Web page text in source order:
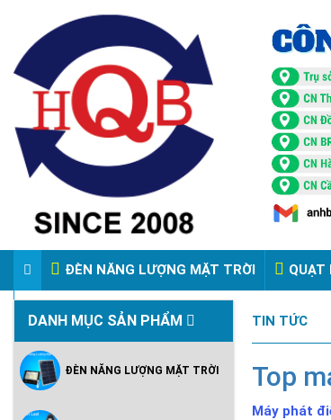
ĐÈN NĂNG LƯỢNG MẶT TRỜI QUẠT
VIDEO ĐÈN PHA ĐIỆN 220V
DANH MỤC SẢN PHẨM
ĐÈN NĂNG LƯỢNG MẶT TRỜI
TIN TỨC
Top
Máy phát